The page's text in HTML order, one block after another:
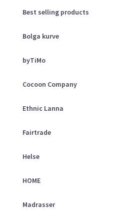
Best selling products
Bolga kurve
byTiMo
Cocoon Company
Ethnic Lanna
Fairtrade
Helse
HOME
Madrasser